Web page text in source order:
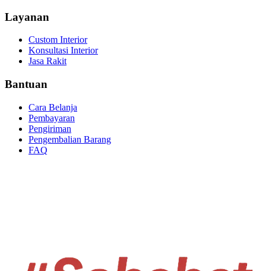
Layanan
Custom Interior
Konsultasi Interior
Jasa Rakit
Bantuan
Cara Belanja
Pembayaran
Pengiriman
Pengembalian Barang
FAQ